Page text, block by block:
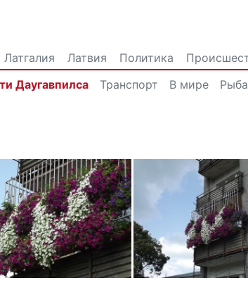
Латгалия Латвия Политика
Даугавпилса Транспорт В мире